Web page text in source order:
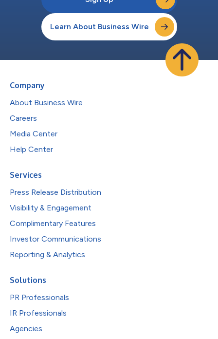
Learn About Business Wire
Company
About Business Wire
Careers
Media Center
Help Center
Services
Press Release Distribution
Visibility & Engagement
Complimentary Features
Investor Communications
Reporting & Analytics
Solutions
PR Professionals
IR Professionals
Agencies